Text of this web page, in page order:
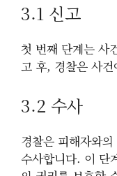
3.1 신고
첫 번째 단계는 사
고 후, 경찰은 사
3.2 수사
경찰은 피해자와
수사합니다. 이 단